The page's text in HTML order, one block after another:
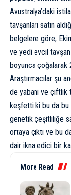
Avustralya’daki
tavşanları satın
belgelere göre,
ve yedi evcil
boyunca çoğalarak
Araştırmacılar şu
de yabani ve çiftlik
keşfetti ki bu da bu
genetik çeşitliliğe
ortaya çıktı ve bu
dair ikna edici bir
More Read